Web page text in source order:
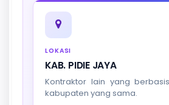
LOKASI
KAB. PIDIE JAYA
Kontraktor lain yang
kabupaten yang sama.